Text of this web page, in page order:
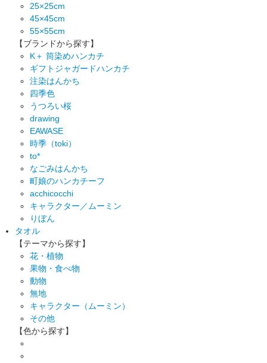
25×25cm
45×45cm
55×55cm
【ブランドから探す】
K＋ 筒染めハンカチ
ギフトジャガードハンカチ
注染はんかち
四季色
うつろい桜
drawing
EAWASE
時季（toki）
to*
なごみはんかち
町娘のハンカチーフ
acchicocchi
キャラクター／ムーミン
りぼん
タオル
【テーマから探す】
花・植物
果物・食べ物
動物
無地
キャラクター（ムーミン）
その他
【色から探す】